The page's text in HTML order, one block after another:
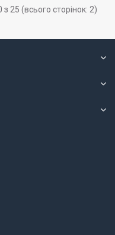
25 (всього сторінок: 2)